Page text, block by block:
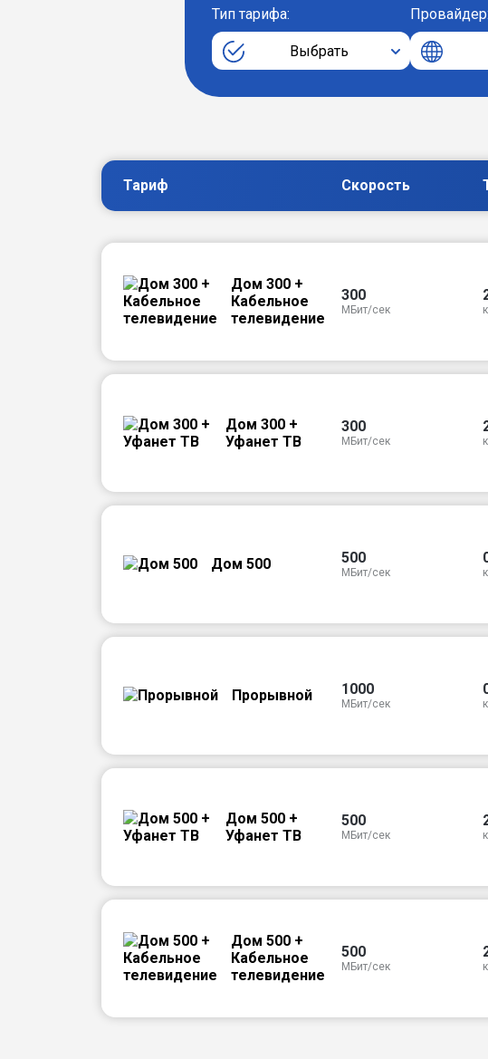
Тип тарифа:
Выбрать
Провайдер:
Тариф Скорость
Дом 300 +
Кабельное
телевидение
300
МБит/сек
Дом 300 +
Уфанет ТВ
300
МБит/сек
Дом 500 500
МБит/сек
Прорывной 1000
МБит/сек
Дом 500 +
Уфанет ТВ
500
МБит/сек
Дом 500 +
Кабельное
телевидение
500
МБит/сек